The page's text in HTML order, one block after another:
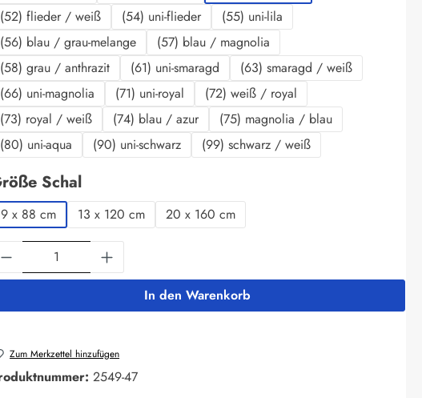
(52) flieder / weiß
(54) uni-flieder
(55) uni-lila
(56) blau / grau-melange
(57) blau / magnolia
(58) grau / anthrazit
(61) uni-smaragd
(63) smaragd / weiß
(66) uni-magnolia
(71) uni-royal
(72) weiß / royal
(73) royal / weiß
(74) blau / azur
(75) magnolia / blau
(80) uni-aqua
(90) uni-schwarz (99) schwarz / weiß
Schalauswählen
9 x 88 cm 13 x 120 cm 20 x 160 cm
Produkt Anzahl: Gib den gewünschten Wert ein
In den Warenkorb
Zum Merkzettel hinzufügen
2549-47